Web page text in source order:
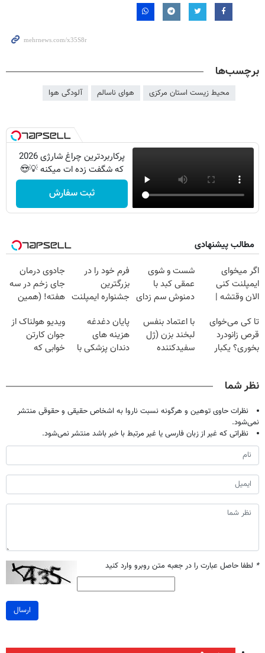
برچسب‌ها
محیط زیست استان مرکزی هوای ناسالم آلودگی هوا
پرکاربردترین چراغ شارژی 2026
که شگفت زده ات میکنه 💡😍
ثبت سفارش
مطالب پیشنهادی
اگر میخوای
ایمپلنت کنی
الان وقتشه |
میلیون تومان!!!
شست و شوی
عمقی کبد با
دمنوش سم زدای
فرم خود را در
بزرگترین
جشنواره ایمپلنت
فقط ۲۵ میلیون
جادوی درمان
جای زخم در سه
هفته! (همین
صحبت کنید)
تا کی می‌خوای
قرص زانودرد
بخوری؟ یکبار
با اعتماد بنفس
لبخند بزن (ژل
سفیدکننده
پایان دغدغه
هزینه های
دندان پزشکی با
ویدیو هولناک از
جوان کارتن
خوابی که
نظر شما
نظرات حاوی توهین و هرگونه نسبت ناروا به اشخاص حقیقی و حقوقی منتشر
نمی‌شود.
نظراتی که غیر از زبان فارسی یا غیر مرتبط با خبر باشد منتشر نمی‌شود.
* لطفا حاصل عبارت را در جعبه متن روبرو وارد کنید
ارسال